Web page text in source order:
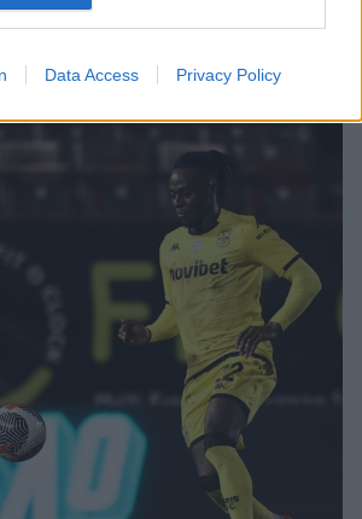
Data Access Privacy Policy